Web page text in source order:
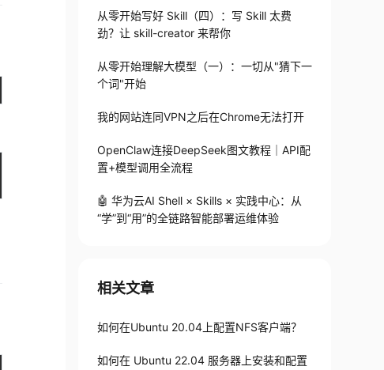
从零开始写好 Skill（四）：写 Skill 太费
劲？让 skill-creator 来帮你
从零开始理解大模型（一）：一切从"猜下一
个词"开始
我的网站连同VPN之后在Chrome无法打开
OpenClaw连接DeepSeek图文教程｜API配
置+模型调用全流程
🤖 华为云AI Shell × Skills × 实践中心：从
“学”到“用”的全链路智能部署运维体验
相关文章
如何在Ubuntu 20.04上配置NFS客户端？
如何在 Ubuntu 22.04 服务器上安装和配置